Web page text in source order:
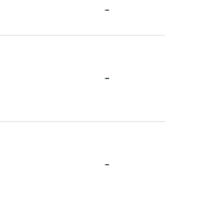
-
-
-